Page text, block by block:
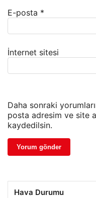
E-posta *
İnternet sitesi
Daha sonraki
posta adresim ve site
kaydedilsin.
Hava Durumu